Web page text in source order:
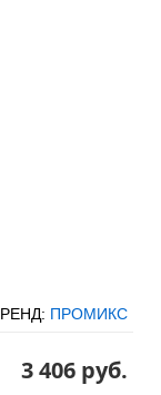
ПРОМИКС
3 406 pуб.